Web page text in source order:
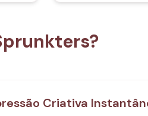
Criativa